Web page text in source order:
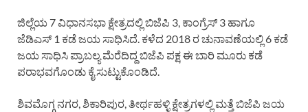
ಜಿಲ್ಲೆಯ 7 ವಿಧಾನಸಭಾ ಕ್ಷೇತ್ರದಲ್ಲಿ ಬಿಜೆಪಿ 3, ಕಾಂಗ್ರೆಸ್ 3 ಹಾಗೂ
ಜೆಡಿಎಸ್ 1 ಕಡೆ ಜಯ ಸಾಧಿಸಿದೆ. ಕಳೆದ 2018 ರ ಚುನಾವಣೆಯಲ್ಲಿ 6 ಕಡೆ
ಜಯ ಸಾಧಿಸಿ ಪ್ರಾಬಲ್ಯ ಮೆರೆದಿದ್ದ ಬಿಜೆಪಿ ಪಕ್ಷ ಈ ಬಾರಿ ಮೂರು ಕಡೆ
ಪರಾಭವಗೊಂಡು ಕೈ ಸುಟ್ಟುಕೊಂಡಿದೆ.
ಶಿವಮೊಗ್ಗ ನಗರ, ಶಿಕಾರಿಪುರ, ತೀರ್ಥಹಳ್ಳಿ ಕ್ಷೇತ್ರಗಳಲ್ಲಿ ಮತ್ತೆ ಬಿಜೆಪಿ ಜಯ